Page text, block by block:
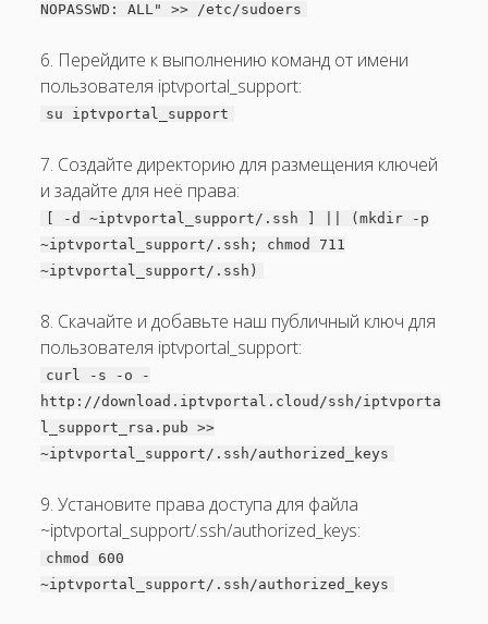
NOPASSWD: ALL" >> /etc/sudoers
6. Перейдите к выполнению команд от имени
пользователя iptvportal_support:
su iptvportal_support
7. Создайте директорию для размещения ключей
и задайте для неё права:
[ -d ~iptvportal_support/.ssh ] || (mkdir -p
~iptvportal_support/.ssh; chmod 711
~iptvportal_support/.ssh)
8. Скачайте и добавьте наш публичный ключ для
пользователя iptvportal_support:
curl -s -o -
http://download.iptvportal.cloud/ssh/iptvporta
l_support_rsa.pub >>
~iptvportal_support/.ssh/authorized_keys
9. Установите права доступа для файла
~iptvportal_support/.ssh/authorized_keys:
chmod 600
~iptvportal_support/.ssh/authorized_keys